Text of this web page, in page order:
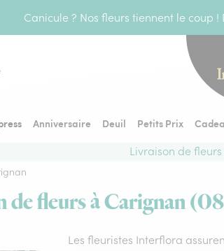
Canicule ? Nos fleurs tiennent le coup
Anniversaire Deuil Petits Prix
Livraison de
fleurs à Carignan
Les fleuristes Interflora